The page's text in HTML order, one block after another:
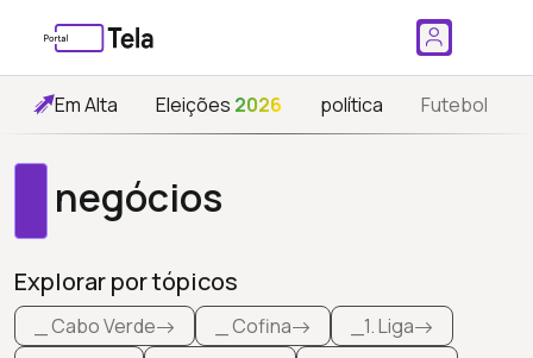
Em Alta Eleições 2026 política Futebol
negócios
Explorar por tópicos
_ Cabo Verde _ Cofina
_1. Liga